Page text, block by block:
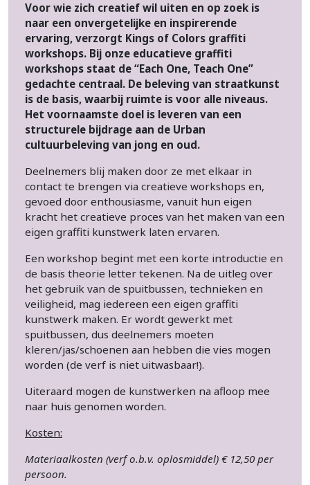
Voor wie zich creatief wil uiten en op zoek is
naar een onvergetelijke en inspirerende
ervaring, verzorgt Kings of Colors graffiti
workshops. Bij onze educatieve graffiti
workshops staat de “Each One, Teach One”
gedachte centraal. De beleving van straatkunst
is de basis, waarbij ruimte is voor alle niveaus.
Het voornaamste doel is leveren van een
structurele bijdrage aan de Urban
cultuurbeleving van jong en oud.
Deelnemers blij maken door ze met elkaar in
contact te brengen via creatieve workshops en,
gevoed door enthousiasme, vanuit hun eigen
kracht het creatieve proces van het maken van een
eigen graffiti kunstwerk laten ervaren.
Een workshop begint met een korte introductie en
de basis theorie letter tekenen. Na de uitleg over
het gebruik van de spuitbussen, technieken en
veiligheid, mag iedereen een eigen graffiti
kunstwerk maken. Er wordt gewerkt met
spuitbussen, dus deelnemers moeten
kleren/jas/schoenen aan hebben die vies mogen
worden (de verf is niet uitwasbaar!).
Uiteraard mogen de kunstwerken na afloop mee
naar huis genomen worden.
Kosten:
Materiaalkosten (verf o.b.v. oplosmiddel) € 12,50 per
persoon.